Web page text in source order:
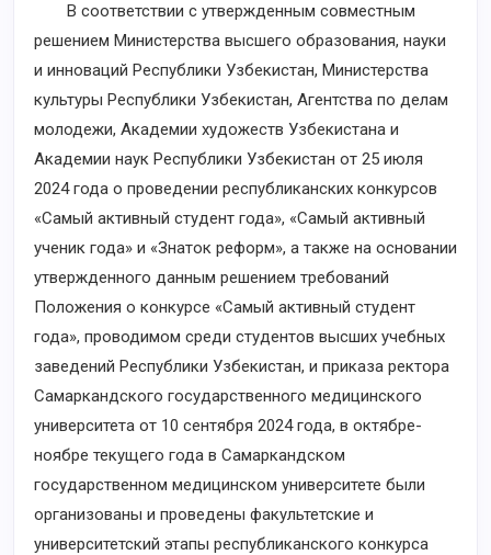
В соответствии с утвержденным совместным
решением Министерства высшего образования, науки
и инноваций Республики Узбекистан, Министерства
культуры Республики Узбекистан, Агентства по делам
молодежи, Академии художеств Узбекистана и
Академии наук Республики Узбекистан от 25 июля
2024 года о проведении республиканских конкурсов
«Самый активный студент года», «Самый активный
ученик года» и «Знаток реформ», а также на основании
утвержденного данным решением требований
Положения о конкурсе «Самый активный студент
года», проводимом среди студентов высших учебных
заведений Республики Узбекистан, и приказа ректора
Самаркандского государственного медицинского
университета от 10 сентября 2024 года, в октябре-
ноябре текущего года в Самаркандском
государственном медицинском университете были
организованы и проведены факультетские и
университетский этапы республиканского конкурса